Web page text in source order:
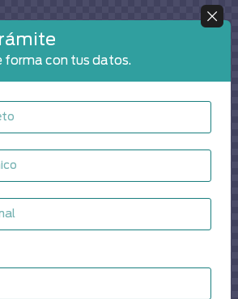
forma con tus datos.